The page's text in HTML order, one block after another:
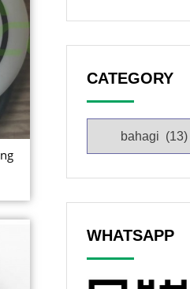
CATEGORY
WHATSAPP